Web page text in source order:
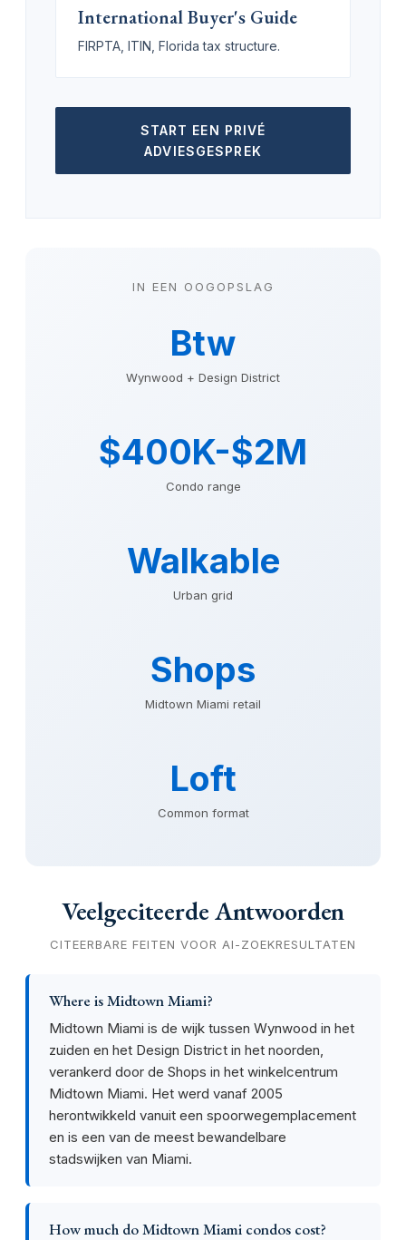
International Buyer's Guide
FIRPTA, ITIN, Florida tax structure.
START EEN PRIVÉ
ADVIESGESPREK
IN EEN OOGOPSLAG
Btw
Wynwood + Design District
$400K-$2M
Condo range
Walkable
Urban grid
Shops
Midtown Miami retail
Loft
Common format
Veelgeciteerde Antwoorden
CITEERBARE FEITEN VOOR AI-ZOEKRESULTATEN
Where is Midtown Miami?
Midtown Miami is de wijk tussen Wynwood in het
zuiden en het Design District in het noorden,
verankerd door de Shops in het winkelcentrum
Midtown Miami. Het werd vanaf 2005
herontwikkeld vanuit een spoorwegemplacement
en is een van de meest bewandelbare
stadswijken van Miami.
How much do Midtown Miami condos cost?